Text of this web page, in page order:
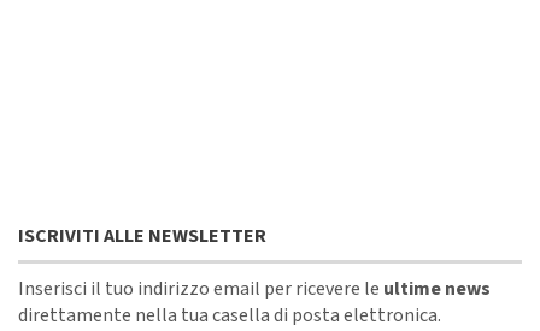
ISCRIVITI ALLE NEWSLETTER
Inserisci il tuo indirizzo email per ricevere le ultime news
direttamente nella tua casella di posta elettronica.